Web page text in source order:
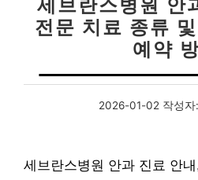
세브란스병원 안
전문 치료 종류
예약
2026-01-02 작성자:
세브란스병원 안과 진료 안